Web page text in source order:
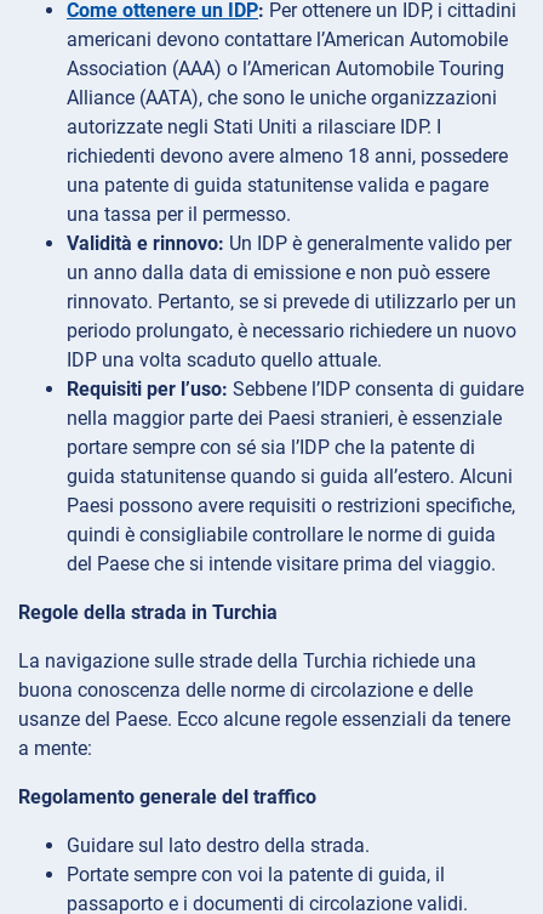
Come ottenere un IDP: Per ottenere un IDP, i cittadini
americani devono contattare l’American Automobile
Association (AAA) o l’American Automobile Touring
Alliance (AATA), che sono le uniche organizzazioni
autorizzate negli Stati Uniti a rilasciare IDP. I
richiedenti devono avere almeno 18 anni, possedere
una patente di guida statunitense valida e pagare
una tassa per il permesso.
Validità e rinnovo: Un IDP è generalmente valido per
un anno dalla data di emissione e non può essere
rinnovato. Pertanto, se si prevede di utilizzarlo per un
periodo prolungato, è necessario richiedere un nuovo
IDP una volta scaduto quello attuale.
Requisiti per l’uso: Sebbene l’IDP consenta di guidare
nella maggior parte dei Paesi stranieri, è essenziale
portare sempre con sé sia l’IDP che la patente di
guida statunitense quando si guida all’estero. Alcuni
Paesi possono avere requisiti o restrizioni specifiche,
quindi è consigliabile controllare le norme di guida
del Paese che si intende visitare prima del viaggio.
Regole della strada in Turchia
La navigazione sulle strade della Turchia richiede una
buona conoscenza delle norme di circolazione e delle
usanze del Paese. Ecco alcune regole essenziali da tenere
a mente:
Regolamento generale del traffico
Guidare sul lato destro della strada.
Portate sempre con voi la patente di guida, il
passaporto e i documenti di circolazione validi.